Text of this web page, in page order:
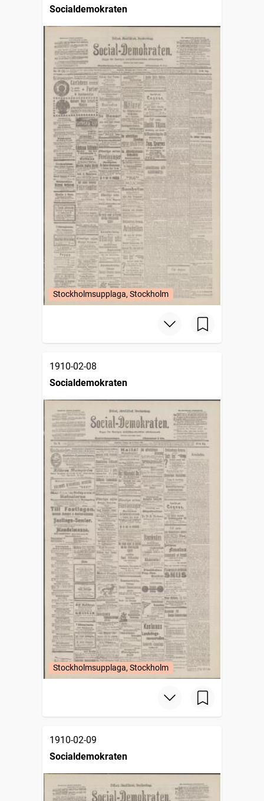
Socialdemokraten
Stockholmsupplaga, Stockholm
1910-02-08
Socialdemokraten
Stockholmsupplaga, Stockholm
1910-02-09
Socialdemokraten